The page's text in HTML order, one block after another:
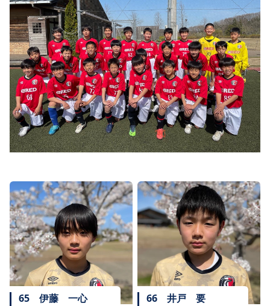
65 伊藤 一心 66 井戸 要